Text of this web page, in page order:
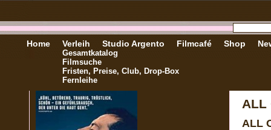
Home Verleih
Gesamtkatalog
Filmsuche
Fristen, Preise, Club, Drop-Box
Fernleihe
Studio Argento Filmcafé Shop
ALL
ALL